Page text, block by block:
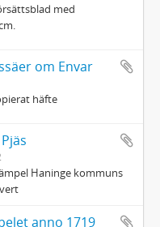
med
om Envar
häfte
Haninge kommuns
anno 1719